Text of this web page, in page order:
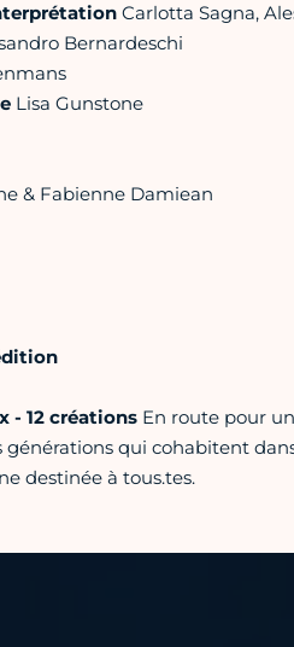
Carlotta Sagna,
Bernardeschi
Lisa Gunstone
& Fabienne Damiean
- 12 créations En route pour
générations qui cohabitent
destinée à tous.tes.